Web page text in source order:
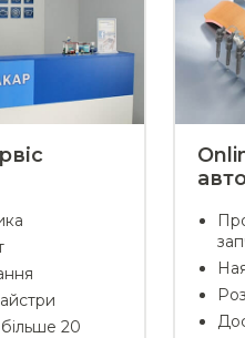
20